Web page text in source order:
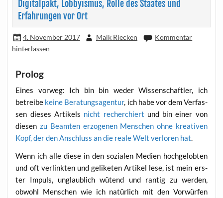
Digitalpakt, Lobbyismus, Rolle des Staates und
Erfahrungen vor Ort
4. November 2017 Maik Riecken
Kommentar
hinterlassen
Prolog
Eines vor­weg: Ich bin bin weder Wis­sen­schaft­ler, ich
betrei­be kei­ne Bera­tungs­agen­tur, ich habe vor dem Ver­fas­
sen die­ses Arti­kels nicht recher­chiert und bin einer von
die­senzu Beam­ten erzo­ge­nen Men­schen ohne krea­ti­ven
Kopf, der den Anschluss an die rea­le Welt ver­lo­ren hat.
Wenn ich alle die­se in den sozia­len Medi­en hoch­ge­lob­ten
und oft ver­link­ten und geli­keten Arti­kel lese, ist mein ers­
ter Impuls, unglaub­lich wütend und ran­tig zu wer­den,
obwohl Men­schen wie ich natür­lich mit den Vor­wür­fen